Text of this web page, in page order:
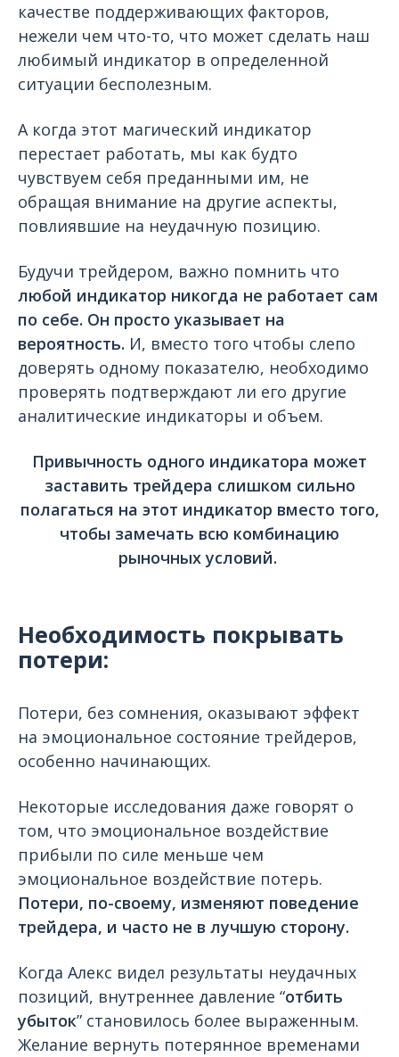
качестве поддерживающих факторов,
нежели чем что-то, что может сделать наш
любимый индикатор в определенной
ситуации бесполезным.
А когда этот магический индикатор
перестает работать, мы как будто
чувствуем себя преданными им, не
обращая внимание на другие аспекты,
повлиявшие на неудачную позицию.
Будучи трейдером, важно помнить что
любой индикатор никогда не работает сам
по себе. Он просто указывает на
вероятность. И, вместо того чтобы слепо
доверять одному показателю, необходимо
проверять подтверждают ли его другие
аналитические индикаторы и объем.
Привычность одного индикатора может
заставить трейдера слишком сильно
полагаться на этот индикатор вместо того,
чтобы замечать всю комбинацию
рыночных условий.
Необходимость покрывать
потери:
Потери, без сомнения, оказывают эффект
на эмоциональное состояние трейдеров,
особенно начинающих.
Некоторые исследования даже говорят о
том, что эмоциональное воздействие
прибыли по силе меньше чем
эмоциональное воздействие потерь.
Потери, по-своему, изменяют поведение
трейдера, и часто не в лучшую сторону.
Когда Алекс видел результаты неудачных
позиций, внутреннее давление “отбить
убыток” становилось более выраженным.
Желание вернуть потерянное временами